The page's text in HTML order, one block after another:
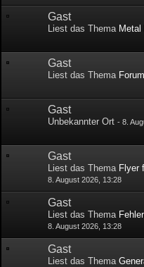
Gast
Liest das Thema Metal
Gast
Liest das Thema
Gast
Unbekannter Ort-8.
Gast
Liest das Thema Flyer
8. August 2026, 13:28
Gast
Liest das Thema
8. August 2026, 13:28
Gast
Liest das Thema